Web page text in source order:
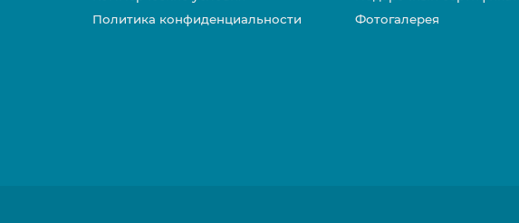
Политика конфиденциальности
Фотогалерея